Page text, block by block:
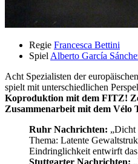
Regie Francesca Bettini
Spiel Alberto García
Acht Spezialisten der
spielt mit unterschiedlichen
Koproduktion mit dem FITZ!
Zusammenarbeit mit dem Vélo
Ruhr Nachrichten: „Dicht
Thema: Latente
Eindringlichkeit entwirft
Stuttgarter Nachrichten: